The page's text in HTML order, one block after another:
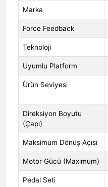
Marka
Force Feedback
Teknoloji
Uyumlu Platform
Ürün Seviyesi
Direksiyon Boyutu
(Çapı)
Maksimum Dönüş Açısı
Motor Gücü (Maximum)
Pedal Seti